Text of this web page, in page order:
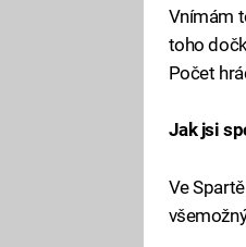
Vnímám
toho
Počet
Jak jsi
Ve